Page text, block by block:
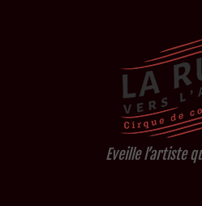
Eveille l’artiste